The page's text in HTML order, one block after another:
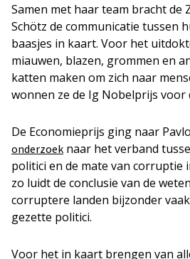
Samen met haar team bracht de
Schötz de communicatie tussen
baasjes in kaart. Voor het
miauwen, blazen, grommen en
katten maken om zich naar
wonnen ze de Ig Nobelprijs voor
De Economieprijs ging naar
onderzoek naar het verband
politici en de mate van corruptie
zo luidt de conclusie van de
corruptere landen bijzonder
gezette politici.
Voor het in kaart brengen van